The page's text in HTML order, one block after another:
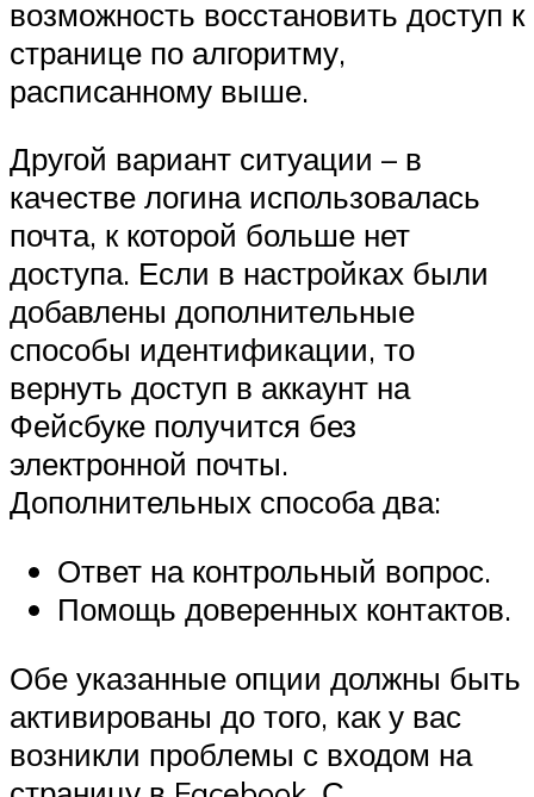
возможность восстановить доступ к
странице по алгоритму,
расписанному выше.
Другой вариант ситуации – в
качестве логина использовалась
почта, к которой больше нет
доступа. Если в настройках были
добавлены дополнительные
способы идентификации, то
вернуть доступ в аккаунт на
Фейсбуке получится без
электронной почты.
Дополнительных способа два:
Ответ на контрольный вопрос.
Помощь доверенных контактов.
Обе указанные опции должны быть
активированы до того, как у вас
возникли проблемы с входом на